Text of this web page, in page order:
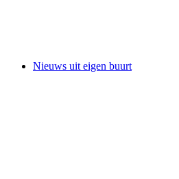
Nieuws uit eigen buurt